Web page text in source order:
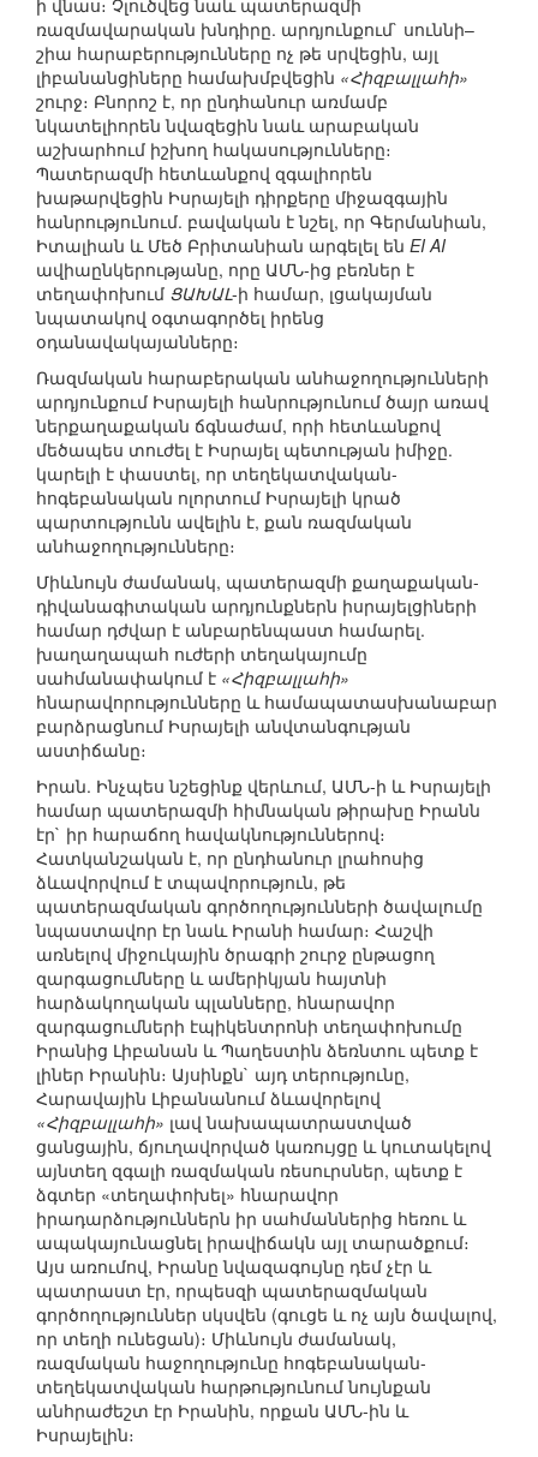
ի վնաս։ Չլուծվեց նաև պատերազմի
ռազմավարական խնդիրը. արդյունքում` սուննի–
շիա հարաբերությունները ոչ թե սրվեցին, այլ
լիբանանցիները համախմբվեցին «Հիզբալլահի»
շուրջ։ Բնորոշ է, որ ընդհանուր առմամբ
նկատելիորեն նվազեցին նաև արաբական
աշխարհում իշխող հակասությունները։
Պատերազմի հետևանքով զգալիորեն
խաթարվեցին Իսրայելի դիրքերը միջազգային
հանրությունում. բավական է նշել, որ Գերմանիան,
Իտալիան և Մեծ Բրիտանիան արգելել են EI AI
ավիաընկերությանը, որը ԱՄՆ-ից բեռներ է
տեղափոխում ՑԱԽԱԼ-ի համար, լցակայման
նպատակով օգտագործել իրենց
օդանավակայանները։
Ռազմական հարաբերական անհաջողությունների
արդյունքում Իսրայելի հանրությունում ծայր առավ
ներքաղաքական ճգնաժամ, որի հետևանքով
մեծապես տուժել է Իսրայել պետության իմիջը.
կարելի է փաստել, որ տեղեկատվական-
հոգեբանական ոլորտում Իսրայելի կրած
պարտությունն ավելին է, քան ռազմական
անհաջողությունները։
Միևնույն ժամանակ, պատերազմի քաղաքական-
դիվանագիտական արդյունքներն իսրայելցիների
համար դժվար է անբարենպաստ համարել.
խաղաղապահ ուժերի տեղակայումը
սահմանափակում է «Հիզբալլահի»
հնարավորությունները և համապատասխանաբար
բարձրացնում Իսրայելի անվտանգության
աստիճանը։
Իրան. Ինչպես նշեցինք վերևում, ԱՄՆ-ի և Իսրայելի
համար պատերազմի հիմնական թիրախը Իրանն
էր` իր հարաճող հավակնություններով։
Հատկանշական է, որ ընդհանուր լրահոսից
ձևավորվում է տպավորություն, թե
պատերազմական գործողությունների ծավալումը
նպաստավոր էր նաև Իրանի համար։ Հաշվի
առնելով միջուկային ծրագրի շուրջ ընթացող
զարգացումները և ամերիկյան հայտնի
հարձակողական պլանները, հնարավոր
զարգացումների էպիկենտրոնի տեղափոխումը
Իրանից Լիբանան և Պաղեստին ձեռնտու պետք է
լիներ Իրանին։ Այսինքն` այդ տերությունը,
Հարավային Լիբանանում ձևավորելով
«Հիզբալլահի» լավ նախապատրաստված
ցանցային, ճյուղավորված կառույցը և կուտակելով
այնտեղ զգալի ռազմական ռեսուրսներ, պետք է
ձգտեր «տեղափոխել» հնարավոր
իրադարձություններն իր սահմաններից հեռու և
ապակայունացնել իրավիճակն այլ տարածքում։
Այս առումով, Իրանը նվազագույնը դեմ չէր և
պատրաստ էր, որպեսզի պատերազմական
գործողություններ սկսվեն (գուցե և ոչ այն ծավալով,
որ տեղի ունեցան)։ Միևնույն ժամանակ,
ռազմական հաջողությունը հոգեբանական-
տեղեկատվական հարթությունում նույնքան
անհրաժեշտ էր Իրանին, որքան ԱՄՆ-ին և
Իսրայելին։